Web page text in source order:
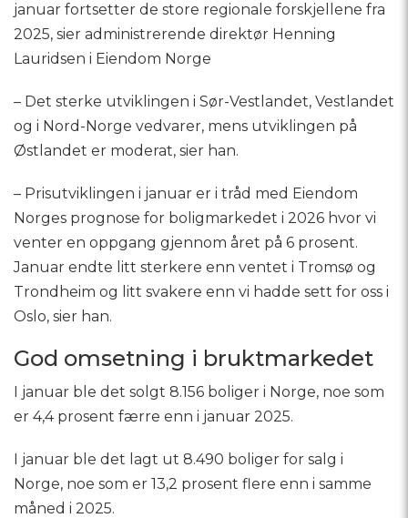
januar fortsetter de store regionale forskjellene fra
2025, sier administrerende direktør Henning
Lauridsen i Eiendom Norge
– Det sterke utviklingen i Sør-Vestlandet, Vestlandet
og i Nord-Norge vedvarer, mens utviklingen på
Østlandet er moderat, sier han.
– Prisutviklingen i januar er i tråd med Eiendom
Norges prognose for boligmarkedet i 2026 hvor vi
venter en oppgang gjennom året på 6 prosent.
Januar endte litt sterkere enn ventet i Tromsø og
Trondheim og litt svakere enn vi hadde sett for oss i
Oslo, sier han.
God omsetning i bruktmarkedet
I januar ble det solgt 8.156 boliger i Norge, noe som
er 4,4 prosent færre enn i januar 2025.
I januar ble det lagt ut 8.490 boliger for salg i
Norge, noe som er 13,2 prosent flere enn i samme
måned i 2025.